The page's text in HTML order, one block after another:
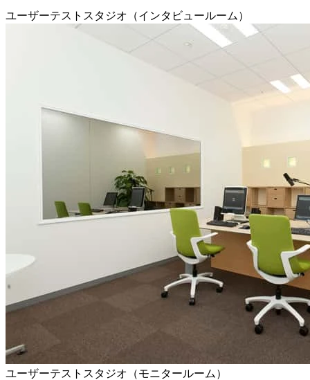
ユーザーテストスタジオ（インタビュールーム）
ユーザーテストスタジオ（モニタールーム）